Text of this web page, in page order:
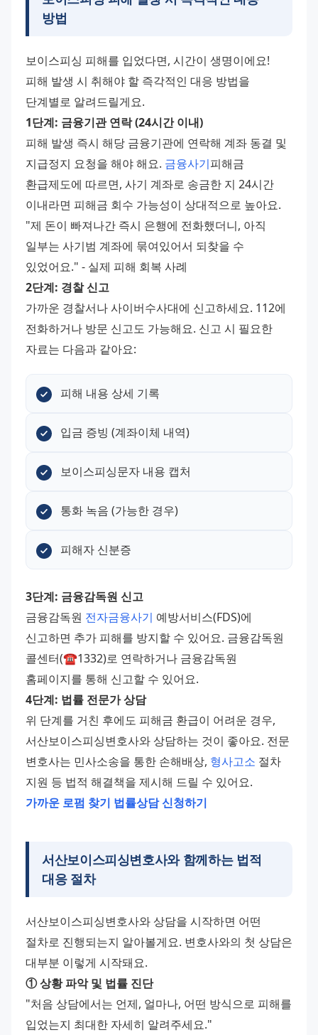
방법
보이스피싱 피해를 입었다면, 시간이 생명이에요!
피해 발생 시 취해야 할 즉각적인 대응 방법을
단계별로 알려드릴게요.
1단계: 금융기관 연락 (24시간 이내)
피해 발생 즉시 해당 금융기관에 연락해 계좌 동결 및
지급정지 요청을 해야 해요. 금융사기피해금
환급제도에 따르면, 사기 계좌로 송금한 지 24시간
이내라면 피해금 회수 가능성이 상대적으로 높아요.
"제 돈이 빠져나간 즉시 은행에 전화했더니, 아직
일부는 사기범 계좌에 묶여있어서 되찾을 수
있었어요." - 실제 피해 회복 사례
2단계: 경찰 신고
가까운 경찰서나 사이버수사대에 신고하세요. 112에
전화하거나 방문 신고도 가능해요. 신고 시 필요한
자료는 다음과 같아요:
피해 내용 상세 기록
입금 증빙 (계좌이체 내역)
보이스피싱문자 내용 캡처
통화 녹음 (가능한 경우)
피해자 신분증
3단계: 금융감독원 신고
금융감독원 전자금융사기 예방서비스(FDS)에
신고하면 추가 피해를 방지할 수 있어요. 금융감독원
콜센터(☎1332)로 연락하거나 금융감독원
홈페이지를 통해 신고할 수 있어요.
4단계: 법률 전문가 상담
위 단계를 거친 후에도 피해금 환급이 어려운 경우,
서산보이스피싱변호사와 상담하는 것이 좋아요. 전문
변호사는 민사소송을 통한 손해배상, 형사고소 절차
지원 등 법적 해결책을 제시해 드릴 수 있어요.
가까운 로펌 찾기 법률상담 신청하기
서산보이스피싱변호사와 함께하는 법적
대응 절차
서산보이스피싱변호사와 상담을 시작하면 어떤
절차로 진행되는지 알아볼게요. 변호사와의 첫 상담은
대부분 이렇게 시작돼요.
① 상황 파악 및 법률 진단
"처음 상담에서는 언제, 얼마나, 어떤 방식으로 피해를
입었는지 최대한 자세히 알려주세요."